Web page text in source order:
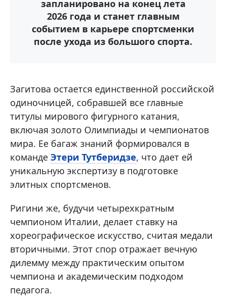
запланировано на конец лета
2026 года и станет главным
событием в карьере спортсменки
после ухода из большого спорта.
Загитова остается единственной российской
одиночницей, собравшей все главные
титулы мирового фигурного катания,
включая золото Олимпиады и чемпионатов
мира. Ее багаж знаний формировался в
команде Этери Тутберидзе, что дает ей
уникальную экспертизу в подготовке
элитных спортсменов.
Ригини же, будучи четырехкратным
чемпионом Италии, делает ставку на
хореографическое искусство, считая медали
вторичными. Этот спор отражает вечную
дилемму между практическим опытом
чемпиона и академическим подходом
педагога.